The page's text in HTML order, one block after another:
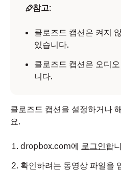
참고:
클로즈드 캡션은 켜지
있습니다.
클로즈드 캡션은 오디
니다.
클로즈드 캡션을 설정하거나
요.
dropbox.com에 로그인합
확인하려는 동영상 파일을